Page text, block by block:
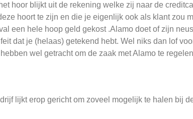
hoor blijkt uit de rekening welke zij naar de
hoort te zijn en die je eigenlijk ook als klant zou
een hele hoop geld gekost .Alamo doet of zijn
dat je (helaas) getekend hebt. Wel niks dan lof
wel getracht om de zaak met Alamo te
lijkt erop gericht om zoveel mogelijk te halen bij